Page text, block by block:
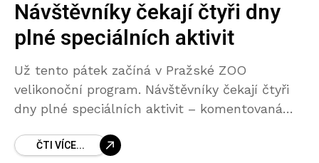
Návštěvníky čekají čtyři dny
plné speciálních aktivit
Už tento pátek začíná v Pražské ZOO
velikonoční program. Návštěvníky čekají čtyři
dny plné speciálních aktivit – komentovaná
tréninku lachtanů. Bílá sobota pak bude
ČTI VÍCE...